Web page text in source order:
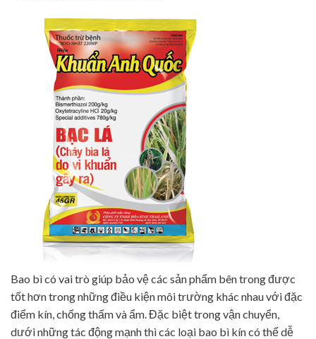
Bao bì có vai trò giúp bảo vệ các sản phẩm bên trong được
tốt hơn trong những điều kiện môi trường khác nhau với đặc
điểm kín, chống thấm và ẩm. Đặc biệt trong vận chuyển,
dưới những tác động mạnh thì các loại bao bì kín có thể dễ